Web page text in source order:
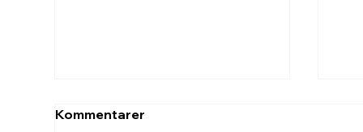
Kommentarer